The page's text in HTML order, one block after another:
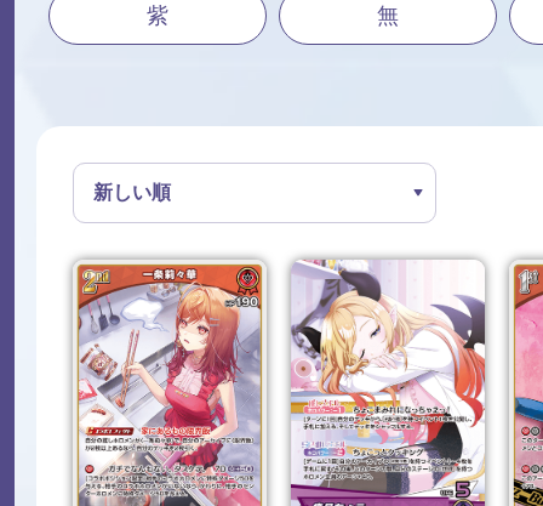
紫 無